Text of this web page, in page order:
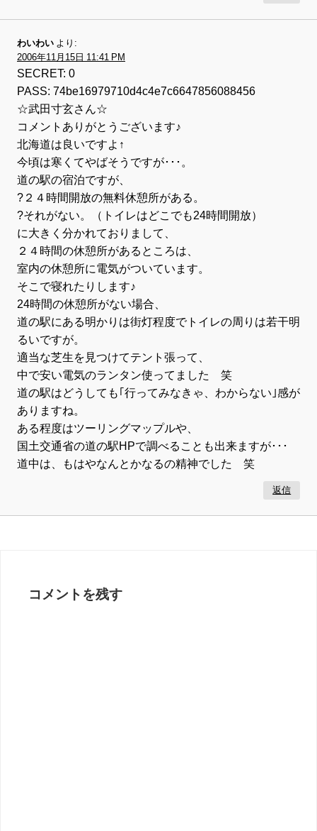
わいわい より:
2006年11月15日 11:41 PM
SECRET: 0
PASS: 74be16979710d4c4e7c6647856088456
☆武田寸玄さん☆
コメントありがとうございます♪
北海道は良いですよ↑
今頃は寒くてやばそうですが･･･。
道の駅の宿泊ですが、
?２４時間開放の無料休憩所がある。
?それがない。（トイレはどこでも24時間開放）
に大きく分かれておりまして、
２４時間の休憩所があるところは、
室内の休憩所に電気がついています。
そこで寝れたりします♪
24時間の休憩所がない場合、
道の駅にある明かりは街灯程度でトイレの周りは若干明
るいですが。
適当な芝生を見つけてテント張って、
中で安い電気のランタン使ってました 笑
道の駅はどうしても｢行ってみなきゃ、わからない｣感が
ありますね。
ある程度はツーリングマップルや、
国土交通省の道の駅HPで調べることも出来ますが･･･
道中は、もはやなんとかなるの精神でした 笑
返信
コメントを残す